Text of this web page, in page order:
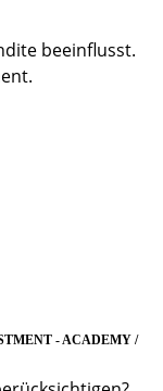
beeinflusst.
- ACADEMY /